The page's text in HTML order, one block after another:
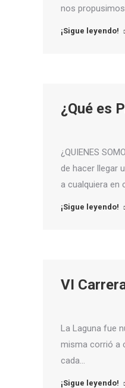
nos
¡Sigue leyendo!
¿Qué es
¿QUIENES
de hacer llegar
a cualquiera en
¡Sigue leyendo!
VI
La Laguna fue
misma corrió a
cada…
¡Sigue leyendo!